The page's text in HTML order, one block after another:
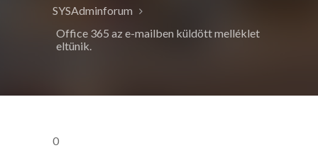
SYSAdminforum
Office 365 az e-mailben küldött melléklet
eltünik.
0